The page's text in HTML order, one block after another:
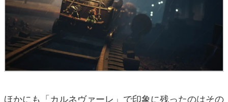
ほかにも「カルネヴァーレ」で印象に残ったのはその